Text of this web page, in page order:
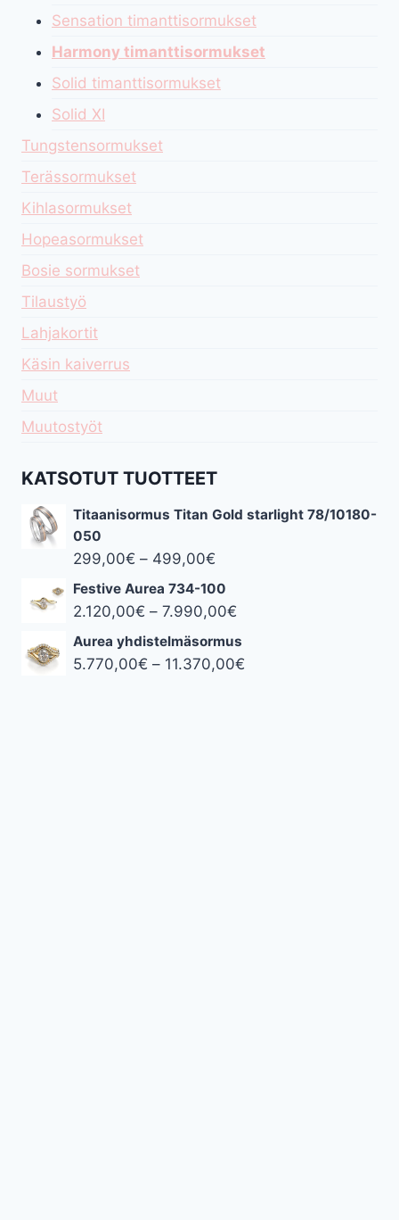
Sensation timanttisormukset
Harmony timanttisormukset
Solid timanttisormukset
Solid XI
Tungstensormukset
Terässormukset
Kihlasormukset
Hopeasormukset
Bosie sormukset
Tilaustyö
Lahjakortit
Käsin kaiverrus
Muut
Muutostyöt
KATSOTUT TUOTTEET
Titaanisormus Titan Gold starlight 78/10180-
050
299,00€ – 499,00€
299,00€
-
Festive Aurea 734-100
2.120,00€ – 7.990,00€
2.120,00€
-
Aurea yhdistelmäsormus
5.770,00€ – 11.370,00€